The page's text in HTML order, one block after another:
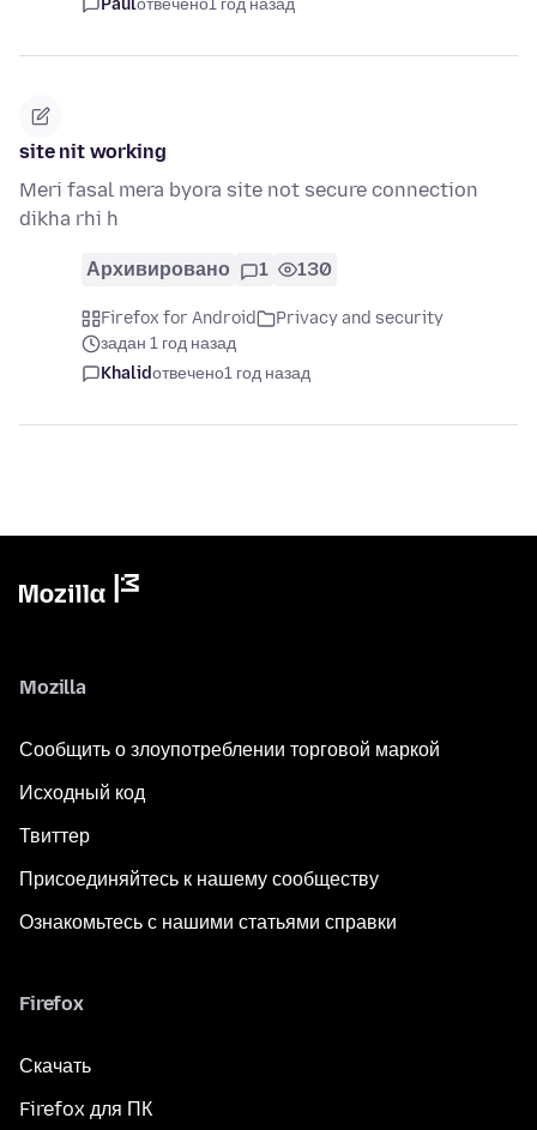
Paulотвечено1 год назад
site nit working
Meri fasal mera byora site not secure connection
dikha rhi h
Архивировано 1 130
Firefox for Android
Privacy and security
задан 1 год назад
Khalidотвечено1 год назад
Mozilla
Сообщить о злоупотреблении торговой маркой
Исходный код
Твиттер
Присоединяйтесь к нашему сообществу
Ознакомьтесь с нашими статьями справки
Firefox
Скачать
Firefox для ПК